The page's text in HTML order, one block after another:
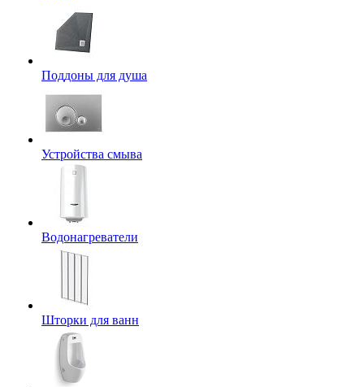
Поддоны для душа
Устройства смыва
Водонагреватели
Шторки для ванн